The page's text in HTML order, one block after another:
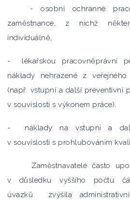
- osobní ochranné
zaměstnance, z nichž
individuálně,
- lékařskou pracovněprávní
náklady nehrazené z
(např. vstupní a další preventivní
v souvislosti s výkonem práce),
- náklady na vstupní a
v souvislosti s prohlubováním
Zaměstnavatelé často
v důsledku vyššího počtu
úvazků zvýšila